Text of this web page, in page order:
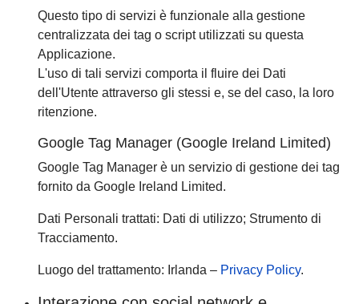
Questo tipo di servizi è funzionale alla gestione
centralizzata dei tag o script utilizzati su questa
Applicazione.
L'uso di tali servizi comporta il fluire dei Dati
dell'Utente attraverso gli stessi e, se del caso, la loro
ritenzione.
Google Tag Manager (Google Ireland Limited)
Google Tag Manager è un servizio di gestione dei tag
fornito da Google Ireland Limited.
Dati Personali trattati: Dati di utilizzo; Strumento di
Tracciamento.
Luogo del trattamento: Irlanda – Privacy Policy.